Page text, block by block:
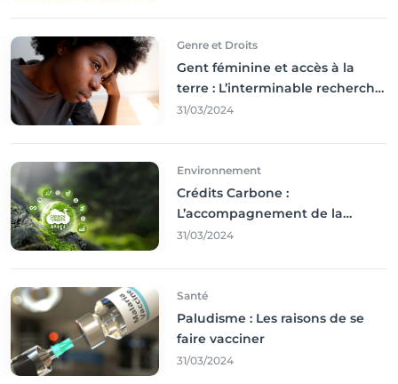
Genre et Droits
Gent féminine et accès à la
terre : L’interminable recherche
des droits
31/03/2024
Environnement
Crédits Carbone :
L’accompagnement de la
Francophonie
31/03/2024
Santé
Paludisme : Les raisons de se
faire vacciner
31/03/2024